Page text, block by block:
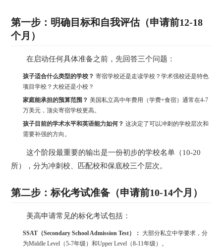
第一步：明确目标和自我评估（申请前12-18
个月）
在启动任何具体准备之前，先回答三个问题：
孩子适合什么类型的学校？ 寄宿学校还是走读学校？学术强校还是特色
项目学校？大校还是小校？
家庭能承担的预算范围？ 美国私立高中年费用（学费+食宿）通常在4-7
万美元，顶尖寄宿学校更高。
孩子目前的学术水平和英语能力如何？ 这决定了可以冲刺的学校层次和
需要补强的方向。
这个阶段最重要的输出是一份初步的学校名单（10-20
所），分为冲刺校、匹配校和保底校三个层次。
第二步：标化考试准备（申请前10-14个月）
美高申请常见的标化考试包括：
SSAT（Secondary School Admission Test）： 大部分私立中学要求，分
为Middle Level（5-7年级）和Upper Level（8-11年级）。